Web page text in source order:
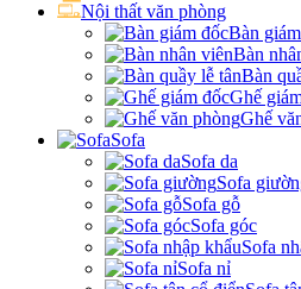
Nội thất văn phòng
Bàn
Bàn
Bàn
Ghế
Ghế
Sofa
Sofa da
Sofa
Sofa gỗ
Sofa góc
Sofa
Sofa nỉ